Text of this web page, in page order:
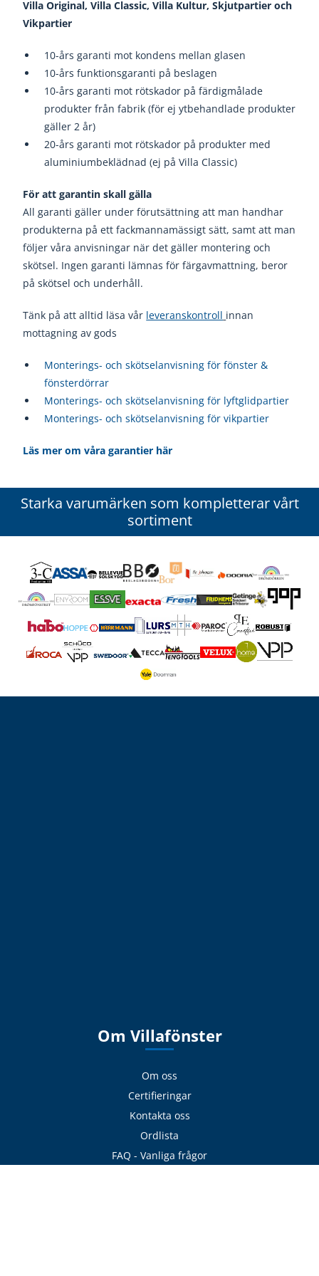
Villa Original, Villa Classic, Villa Kultur, Skjutpartier och
Vikpartier
10-års garanti mot kondens mellan glasen
10-års funktionsgaranti på beslagen
10-års garanti mot rötskador på färdigmålade
produkter från fabrik (för ej ytbehandlade produkter
gäller 2 år)
20-års garanti mot rötskador på produkter med
aluminiumbeklädnad (ej på Villa Classic)
För att garantin skall gälla
All garanti gäller under förutsättning att man handhar
produkterna på ett fackmannamässigt sätt, samt att man
följer våra anvisningar när det gäller montering och
skötsel. Ingen garanti lämnas för färgavmattning, beror
på skötsel och underhåll.
Tänk på att alltid läsa vår leveranskontroll innan
mottagning av gods
Monterings- och skötselanvisning för fönster &
fönsterdörrar
Monterings- och skötselanvisning för lyftglidpartier
Monterings- och skötselanvisning för vikpartier
Läs mer om våra garantier här
Starka varumärken som kompletterar vårt
sortiment
Om Villafönster
Om oss
Certifieringar
Kontakta oss
Ordlista
FAQ - Vanliga frågor